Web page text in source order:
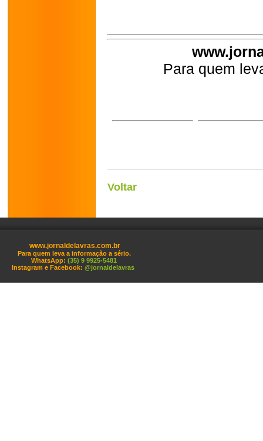
Para quem
Voltar
www.jornaldelavras.com.br
Para quem leva a informação a sério.
WhatsApp: (35) 9 9925-5481
Instagram e Facebook: @jornaldelavras